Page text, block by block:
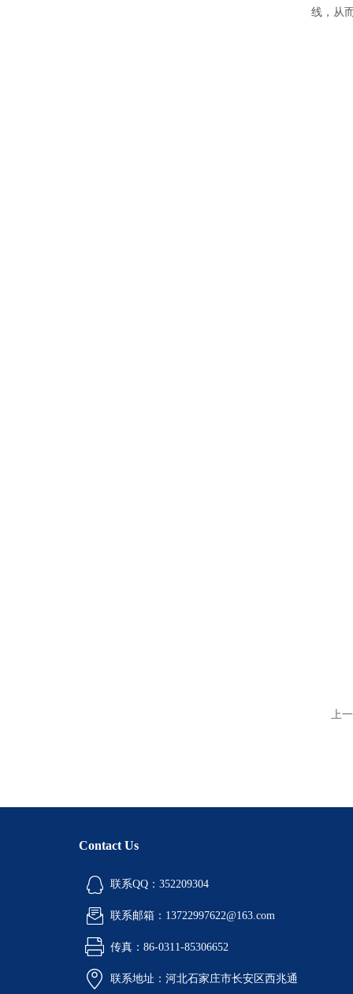
线，从
上
Contact Us
联系QQ：352209304
联系邮箱：13722997622@163.com
传真：86-0311-85306652
联系地址：河北石家庄市长安区西兆通